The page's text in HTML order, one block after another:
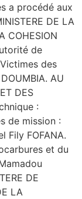
a procédé aux
DE LA
COHESION
de
des
AU
DES
:
de mission :
Fily FOFANA.
et du
DE
LA